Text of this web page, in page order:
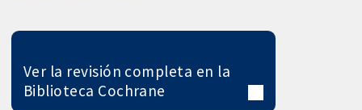
Ver la revisión completa en la
Biblioteca Cochrane